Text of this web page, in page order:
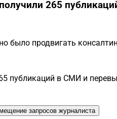
265
было продвигать
публикаций в СМИ и
запросов журналиста